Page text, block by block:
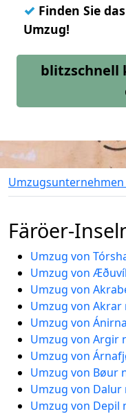
✓ Finden Sie
Umzug!
blitzschnell
Umzugsunternehmen
Färöer-
Umzug von
Umzug von
Umzug von
Umzug von Akrar
Umzug von
Umzug von Argir
Umzug von
Umzug von Bøur
Umzug von Dalur
Umzug von Depil